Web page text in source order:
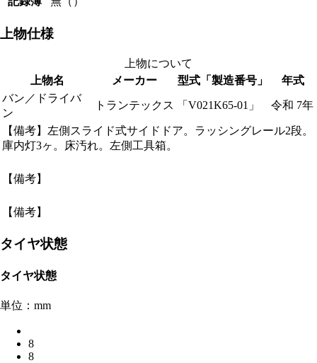
上物仕様
上物について
上物名
メーカー 型式「製造番号」
年式
バン／ドライバ
ン
トランテックス 「V021K65-01」 令和 7年
【備考】左側スライド式サイドドア。ラッシングレール2段。
庫内灯3ヶ。床汚れ。左側工具箱。
【備考】
【備考】
タイヤ状態
タイヤ状態
単位：mm
8
8